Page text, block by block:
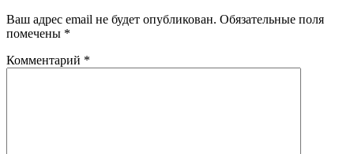
Ваш адрес email не будет опубликован. Обязательные поля
помечены *
Комментарий *